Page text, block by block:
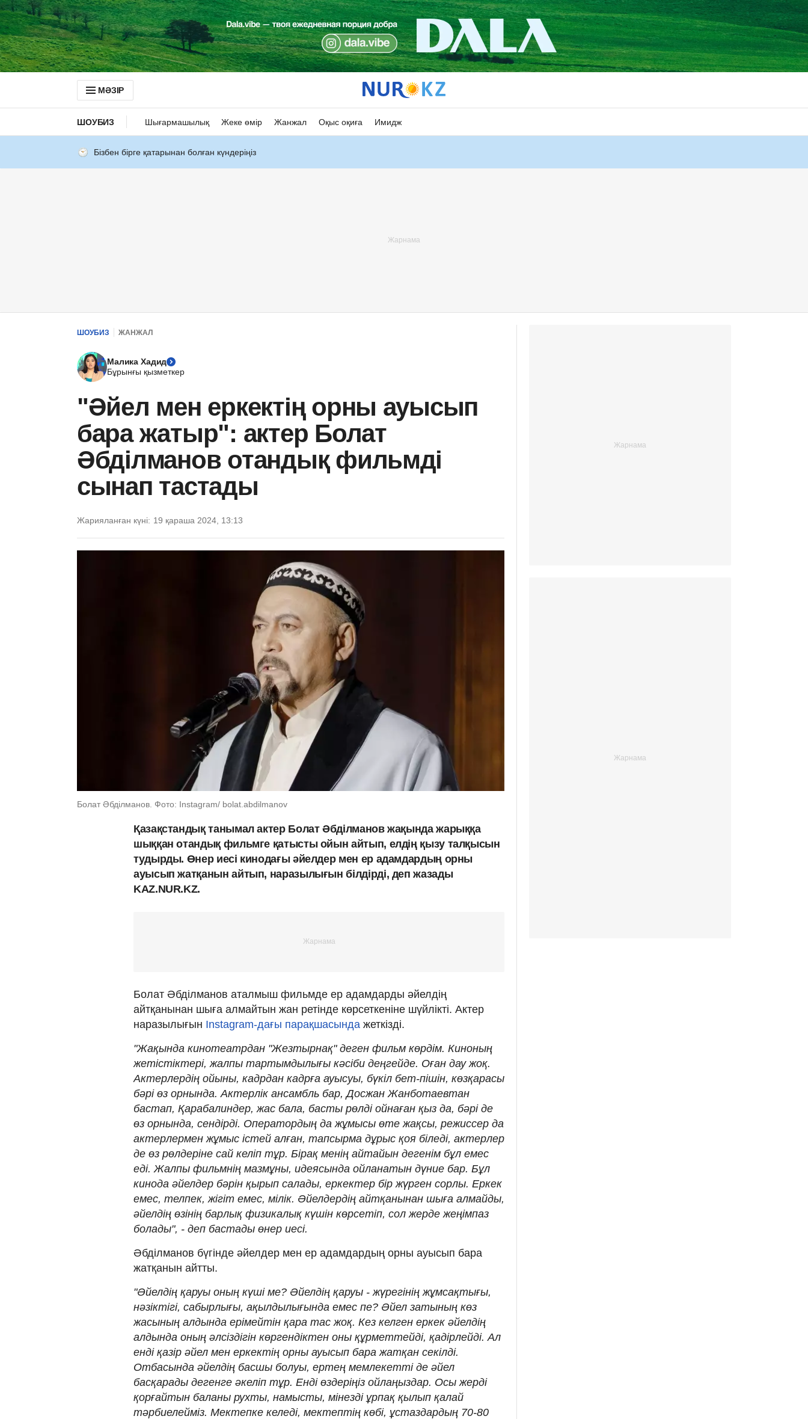
МӘЗІР
ШОУБИЗ Шығармашылық Жеке өмір Жанжал Оқыс оқиға Имидж
Бізбен бірге қатарынан болған күндеріңіз
ШОУБИЗ ЖАНЖАЛ
Малика Хадид
Бұрынғы қызметкер
"Әйел мен еркектің орны ауысып
бара жатыр": актер Болат
Әбділманов отандық фильмді
сынап тастады
Жарияланған күні: 19 қараша 2024, 13:13
Болат Әбділманов. Фото: Instagram/ bolat.abdilmanov
Қазақстандық танымал актер Болат Әбділманов жақында жарыққа
шыққан отандық фильмге қатысты ойын айтып, елдің қызу талқысын
тудырды. Өнер иесі кинодағы әйелдер мен ер адамдардың орны
ауысып жатқанын айтып, наразылығын білдірді, деп жазады
KAZ.NUR.KZ.
Болат Әбділманов аталмыш фильмде ер адамдарды әйелдің
айтқанынан шыға алмайтын жан ретінде көрсеткеніне шүйлікті. Актер
наразылығын Instagram-дағы парақшасында жеткізді.
"Жақында кинотеатрдан "Жезтырнақ" деген фильм көрдім. Киноның
жетістіктері, жалпы тартымдылығы кәсіби деңгейде. Оған дау жоқ.
Актерлердің ойыны, кадрдан кадрға ауысуы, бүкіл бет-пішін, көзқарасы
бәрі өз орнында. Актерлік ансамбль бар, Досжан Жанботаевтан
бастап, Қарабалиндер, жас бала, басты рөлді ойнаған қыз да, бәрі де
өз орнында, сендірді. Оператордың да жұмысы өте жақсы, режиссер да
актерлермен жұмыс істей алған, тапсырма дұрыс қоя біледі, актерлер
де өз рөлдеріне сай келіп тұр. Бірақ менің айтайын дегенім бұл емес
еді. Жалпы фильмнің мазмұны, идеясында ойланатын дүние бар. Бұл
кинода әйелдер бәрін қырып салады, еркектер бір жүрген сорлы. Еркек
емес, телпек, жігіт емес, мілік. Әйелдердің айтқанынан шыға алмайды,
әйелдің өзінің барлық физикалық күшін көрсетіп, сол жерде жеңімпаз
болады", - деп бастады өнер иесі.
Әбділманов бүгінде әйелдер мен ер адамдардың орны ауысып бара
жатқанын айтты.
"Әйелдің қаруы оның күші ме? Әйелдің қаруы - жүрегінің жұмсақтығы,
нәзіктігі, сабырлығы, ақылдылығында емес пе? Әйел затының көз
жасының алдында ерімейтін қара тас жоқ. Кез келген еркек әйелдің
алдында оның әлсіздігін көргендіктен оны құрметтейді, қадірлейді. Ал
енді қазір әйел мен еркектің орны ауысып бара жатқан секілді.
Отбасында әйелдің басшы болуы, ертең мемлекетті де әйел
басқарады дегенге әкеліп тұр. Енді өздеріңіз ойлаңыздар. Осы жерді
қорғайтын баланы рухты, намысты, мінезді ұрпақ қылып қалай
тәрбиелейміз. Мектепке келеді, мектептің көбі, ұстаздардың 70-80